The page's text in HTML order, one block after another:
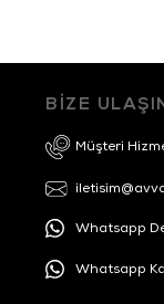
BİZE
Müşteri
Whatsapp
Whatsapp